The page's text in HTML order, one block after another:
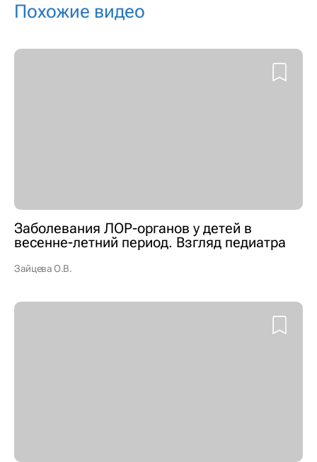
Похожие видео
Заболевания ЛОР-органов у детей в
весенне-летний период. Взгляд педиатра
Зайцева О.В.